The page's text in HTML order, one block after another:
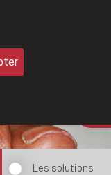
Les solutions